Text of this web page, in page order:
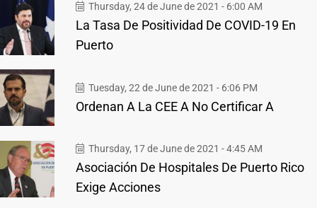
Thursday, 24 de June de 2021 - 6:00 AM
La Tasa De Positividad De COVID-19 En
Puerto
Tuesday, 22 de June de 2021 - 6:06 PM
Ordenan A La CEE A No Certificar A
Thursday, 17 de June de 2021 - 4:45 AM
Asociación De Hospitales De Puerto Rico
Exige Acciones